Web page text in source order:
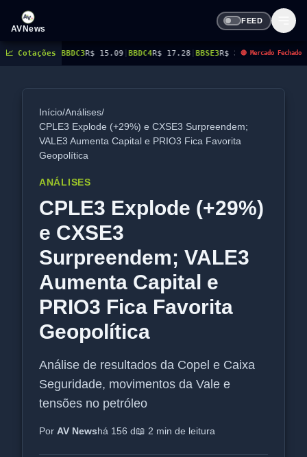
AVNews
FEED
📈 Cotações
|BBDC3R$ 15.09|BBDC4R$ 17.28|BBSE3R$ 38.13|BEES3 R$ 8.85| BEES4
🔴 Mercado Fechado
Início/Análises/
CPLE3 Explode (+29%) e CXSE3 Surpreendem;
VALE3 Aumenta Capital e PRIO3 Fica Favorita
Geopolítica
ANÁLISES
CPLE3 Explode (+29%)
e CXSE3
Surpreendem; VALE3
Aumenta Capital e
PRIO3 Fica Favorita
Geopolítica
Análise de resultados da Copel e Caixa
Seguridade, movimentos da Vale e
tensões no petróleo
Por AV Newshá 156 d📖 2 min de leitura